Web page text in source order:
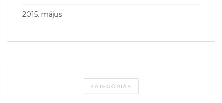
2015. május
KATEGÓRIÁK